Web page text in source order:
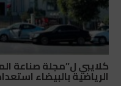
كلايبي ل”مجلة صناعة
الرياضية بالبيضاء استعداداً